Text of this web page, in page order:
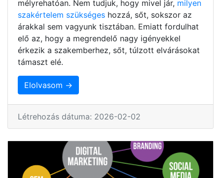
mélyrehatóan. Nem tudjuk, hogy mivel jár, milyen
szakértelem szükséges hozzá, sőt, sokszor az
árakkal sem vagyunk tisztában. Emiatt fordulhat
elő az, hogy a megrendelő nagy igényekkel
érkezik a szakemberhez, sőt, túlzott elvárásokat
támaszt elé.
Elolvasom →
Létrehozás dátuma: 2026-02-02